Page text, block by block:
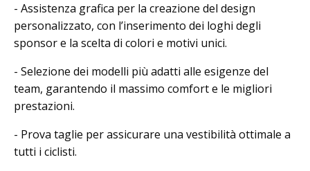
- Assistenza grafica per la creazione del design
personalizzato, con l’inserimento dei loghi degli
sponsor e la scelta di colori e motivi unici.
- Selezione dei modelli più adatti alle esigenze del
team, garantendo il massimo comfort e le migliori
prestazioni.
- Prova taglie per assicurare una vestibilità ottimale a
tutti i ciclisti.